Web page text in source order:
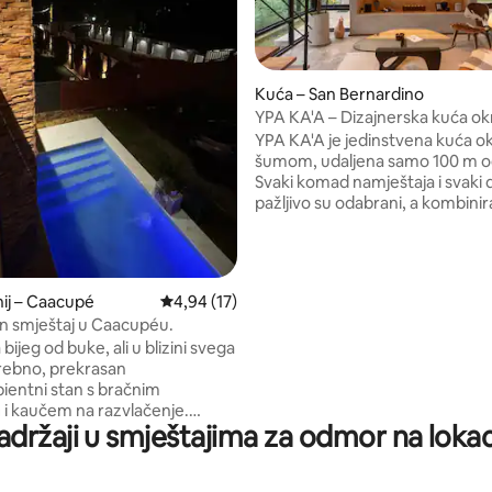
recenzija: 158
– Caacupé Prosječna ocjena: 4,94/5, recenzija: 17
4,94 (17)
smještaj u Caacupéu.
bijeg od buke, ali u blizini svega
prekrasan
stan s bračnim
kaučem na razvlačenje.
potpuno opremljena
i svime što vam je
Kuća – San Bernardino
YPA KA'A – Dizajnerska kuća
prirodom
YPA KA'A je jedinstvena kuća
šumom, udaljena samo 100 m
Svaki komad namještaja i svaki
pažljivo su odabrani, a
u smještajima za odmor na